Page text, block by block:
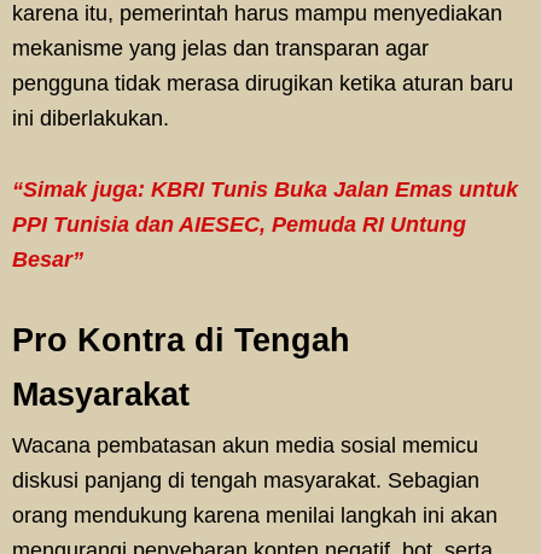
karena itu, pemerintah harus mampu menyediakan
mekanisme yang jelas dan transparan agar
pengguna tidak merasa dirugikan ketika aturan baru
ini diberlakukan.
“Simak juga: KBRI Tunis Buka Jalan Emas untuk
PPI Tunisia dan AIESEC, Pemuda RI Untung
Besar”
Pro Kontra di Tengah
Masyarakat
Wacana pembatasan akun media sosial memicu
diskusi panjang di tengah masyarakat. Sebagian
orang mendukung karena menilai langkah ini akan